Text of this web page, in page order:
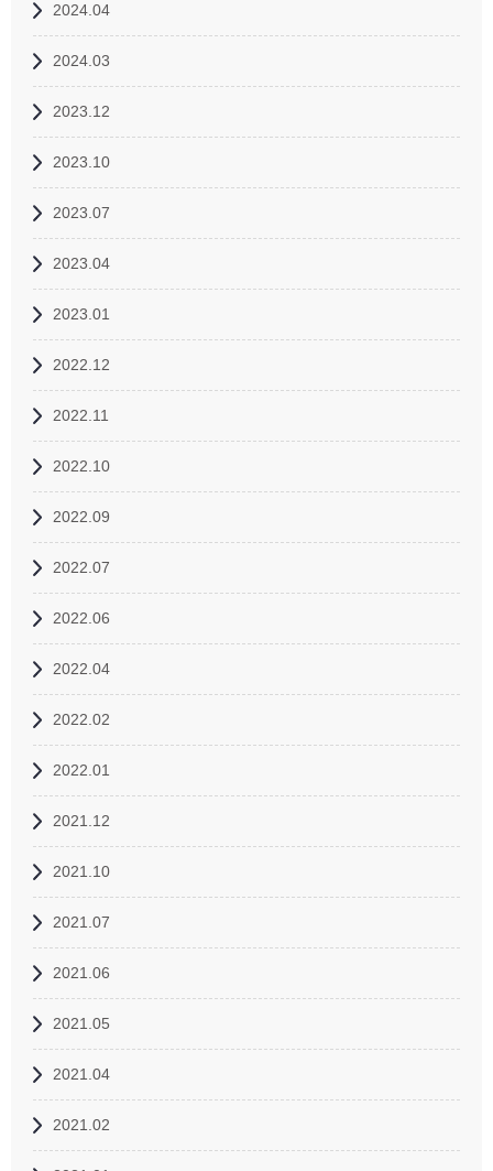
2024.04
2024.03
2023.12
2023.10
2023.07
2023.04
2023.01
2022.12
2022.11
2022.10
2022.09
2022.07
2022.06
2022.04
2022.02
2022.01
2021.12
2021.10
2021.07
2021.06
2021.05
2021.04
2021.02